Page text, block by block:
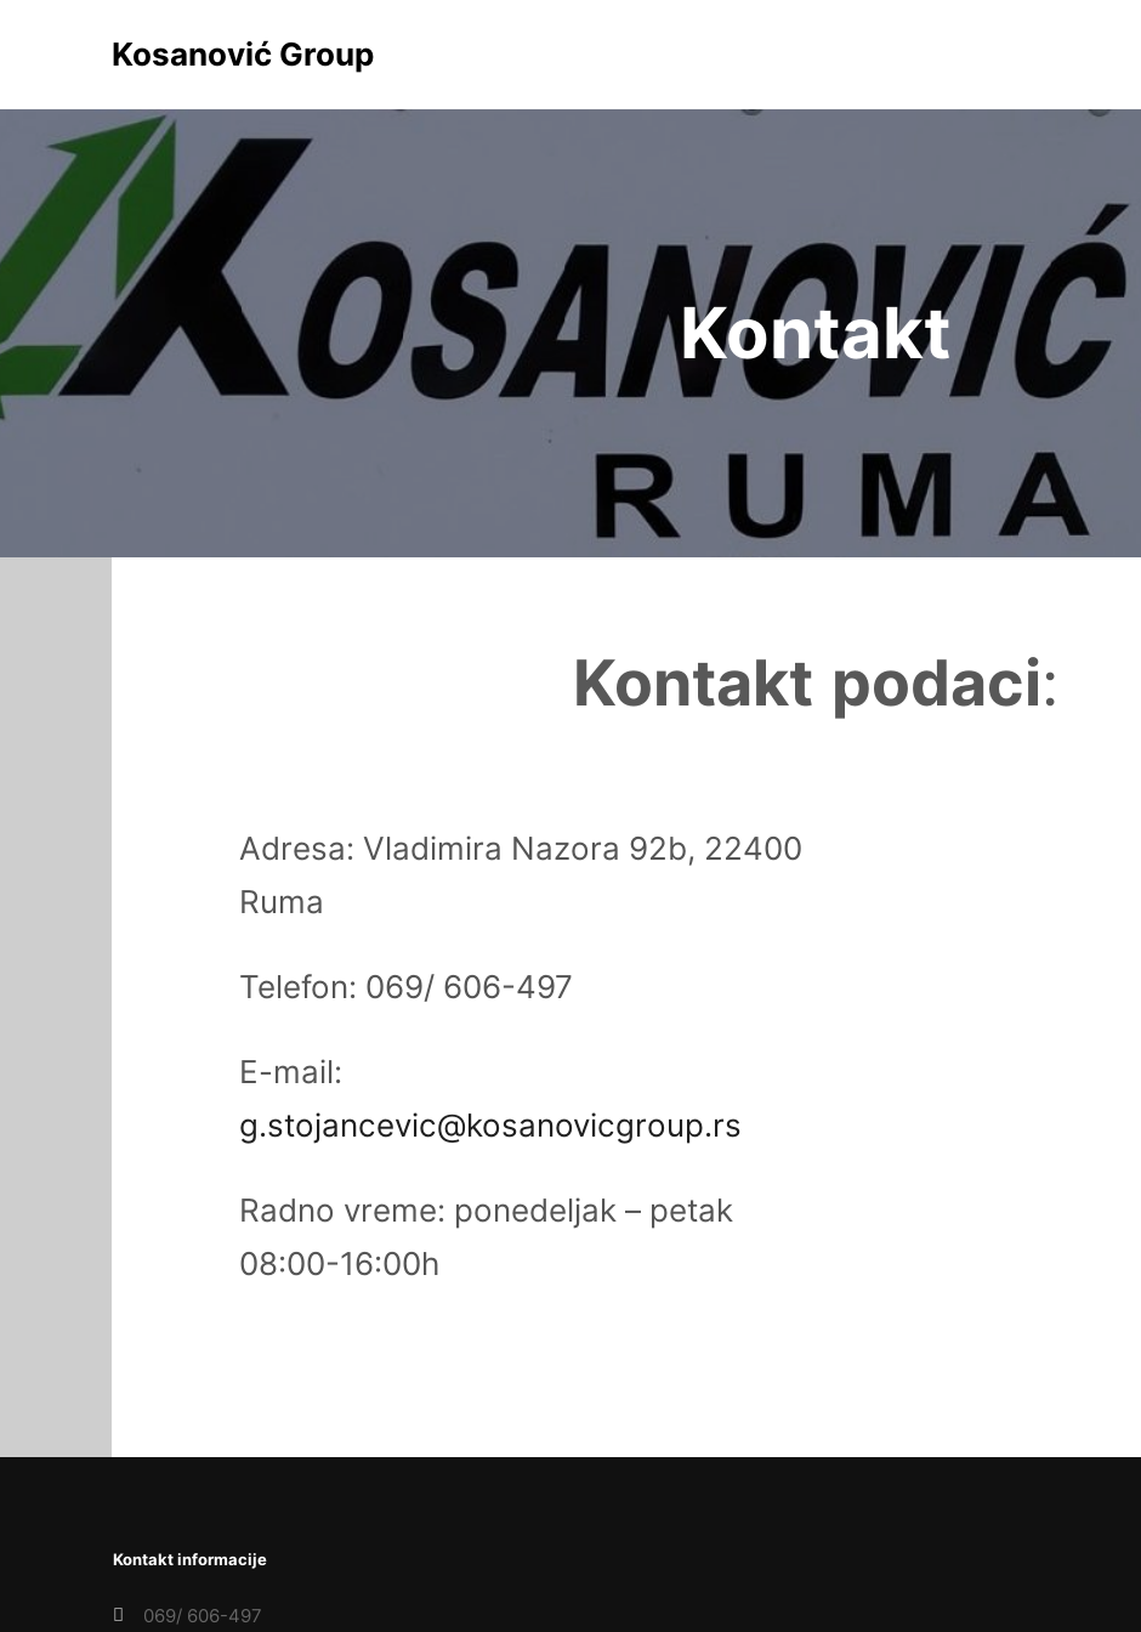
Kosanović Group
Kontakt
Kontakt podaci:
Adresa: Vladimira Nazora 92b, 22400
Ruma
Telefon: 069/ 606-497
E-mail:
g.stojancevic@kosanovicgroup.rs
Radno vreme: ponedeljak – petak
08:00-16:00h
Kontakt informacije
069/ 606-497